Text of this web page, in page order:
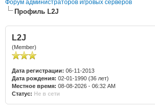
Форум администраторов игровых серверов
Профиль L2J
L2J
(Member)
Дата регистрации: 06-11-2013
Дата рождения: 02-01-1990 (36 лет)
Местное время: 08-08-2026 - 06:32 AM
Статус: Не в сети